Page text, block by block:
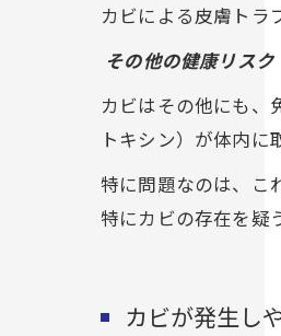
カビによる皮膚トラ
その他の健康リスク
カビはその他にも、
トキシン）が体内に
特に問題なのは、こ
特にカビの存在を疑
カビが発生し